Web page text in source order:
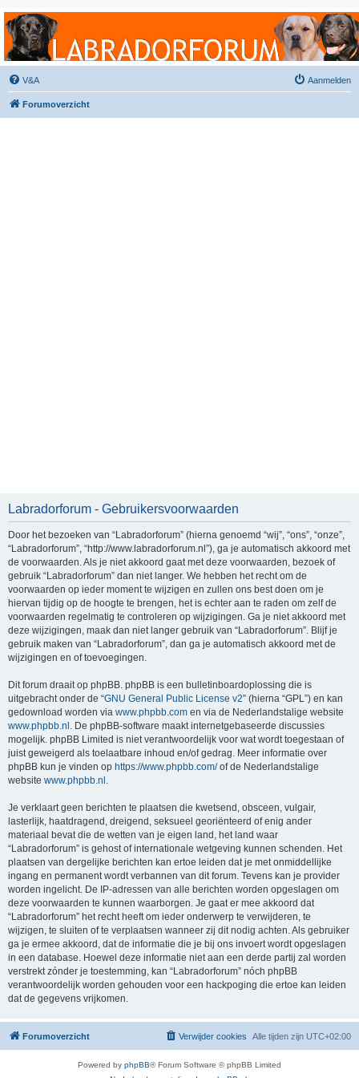
Labradorforum
Het gezelligste Labradorforum van Nederland en België!
V&A Aanmelden
Forumoverzicht
Labradorforum - Gebruikersvoorwaarden
Door het bezoeken van “Labradorforum” (hierna genoemd “wij”, “ons”, “onze”,
“Labradorforum”, “http://www.labradorforum.nl”), ga je automatisch akkoord met
de voorwaarden. Als je niet akkoord gaat met deze voorwaarden, bezoek of
gebruik “Labradorforum” dan niet langer. We hebben het recht om de
voorwaarden op ieder moment te wijzigen en zullen ons best doen om je
hiervan tijdig op de hoogte te brengen, het is echter aan te raden om zelf de
voorwaarden regelmatig te controleren op wijzigingen. Ga je niet akkoord met
deze wijzigingen, maak dan niet langer gebruik van “Labradorforum”. Blijf je
gebruik maken van “Labradorforum”, dan ga je automatisch akkoord met de
wijzigingen en of toevoegingen.
Dit forum draait op phpBB. phpBB is een bulletinboardoplossing die is
uitgebracht onder de “GNU General Public License v2” (hierna “GPL”) en kan
gedownload worden via www.phpbb.com en via de Nederlandstalige website
www.phpbb.nl . De phpBB-software maakt internetgebaseerde discussies
mogelijk. phpBB Limited is niet verantwoordelijk voor wat wordt toegestaan of
juist geweigerd als toelaatbare inhoud en/of gedrag. Meer informatie over
phpBB kun je vinden op https://www.phpbb.com/of de Nederlandstalige
website www.phpbb.nl
Je verklaart geen berichten te plaatsen die kwetsend, obsceen, vulgair,
lasterlijk, haatdragend, dreigend, seksueel georiënteerd of enig ander
materiaal bevat die de wetten van je eigen land, het land waar
“Labradorforum” is gehost of internationale wetgeving kunnen schenden. Het
plaatsen van dergelijke berichten kan ertoe leiden dat je met onmiddellijke
ingang en permanent wordt verbannen van dit forum. Tevens kan je provider
worden ingelicht. De IP-adressen van alle berichten worden opgeslagen om
deze voorwaarden te kunnen waarborgen. Je gaat er mee akkoord dat
“Labradorforum” het recht heeft om ieder onderwerp te verwijderen, te
wijzigen, te sluiten of te verplaatsen wanneer zij dit nodig achten. Als gebruiker
ga je ermee akkoord, dat de informatie die je bij ons invoert wordt opgeslagen
in een database. Hoewel deze informatie niet aan een derde partij zal worden
verstrekt zónder je toestemming, kan “Labradorforum” nóch phpBB
verantwoordelijk worden gehouden voor een hackpoging die ertoe kan leiden
dat de gegevens vrijkomen.
Forumoverzicht Alle tijden zijn UTC+02:00
Verwijder cookies
Powered by phpBB® Forum Software © phpBB Limited